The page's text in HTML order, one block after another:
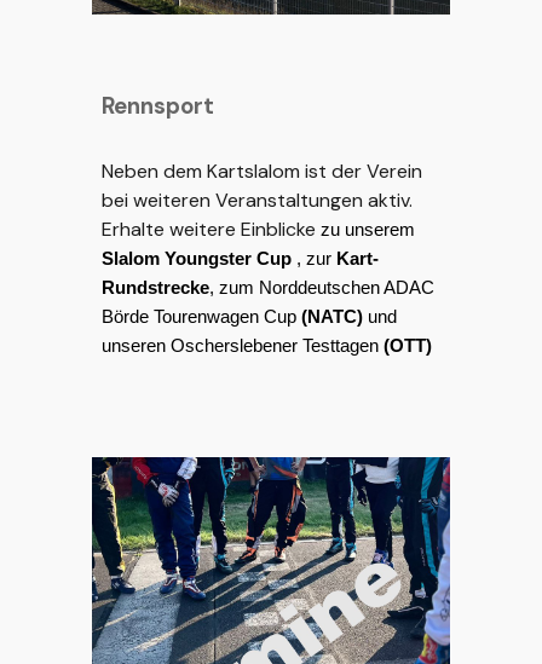
Rennsport
Neben dem Kartslalom ist der Verein
bei weiteren Veranstaltungen aktiv.
Erhalte weitere Einblickezu unserem
Slalom Youngster Cup , zur Kart-
Rundstrecke, zum Norddeutschen ADAC
Börde Tourenwagen Cup(NATC) und
unserenOscherslebener Testtagen (OTT)